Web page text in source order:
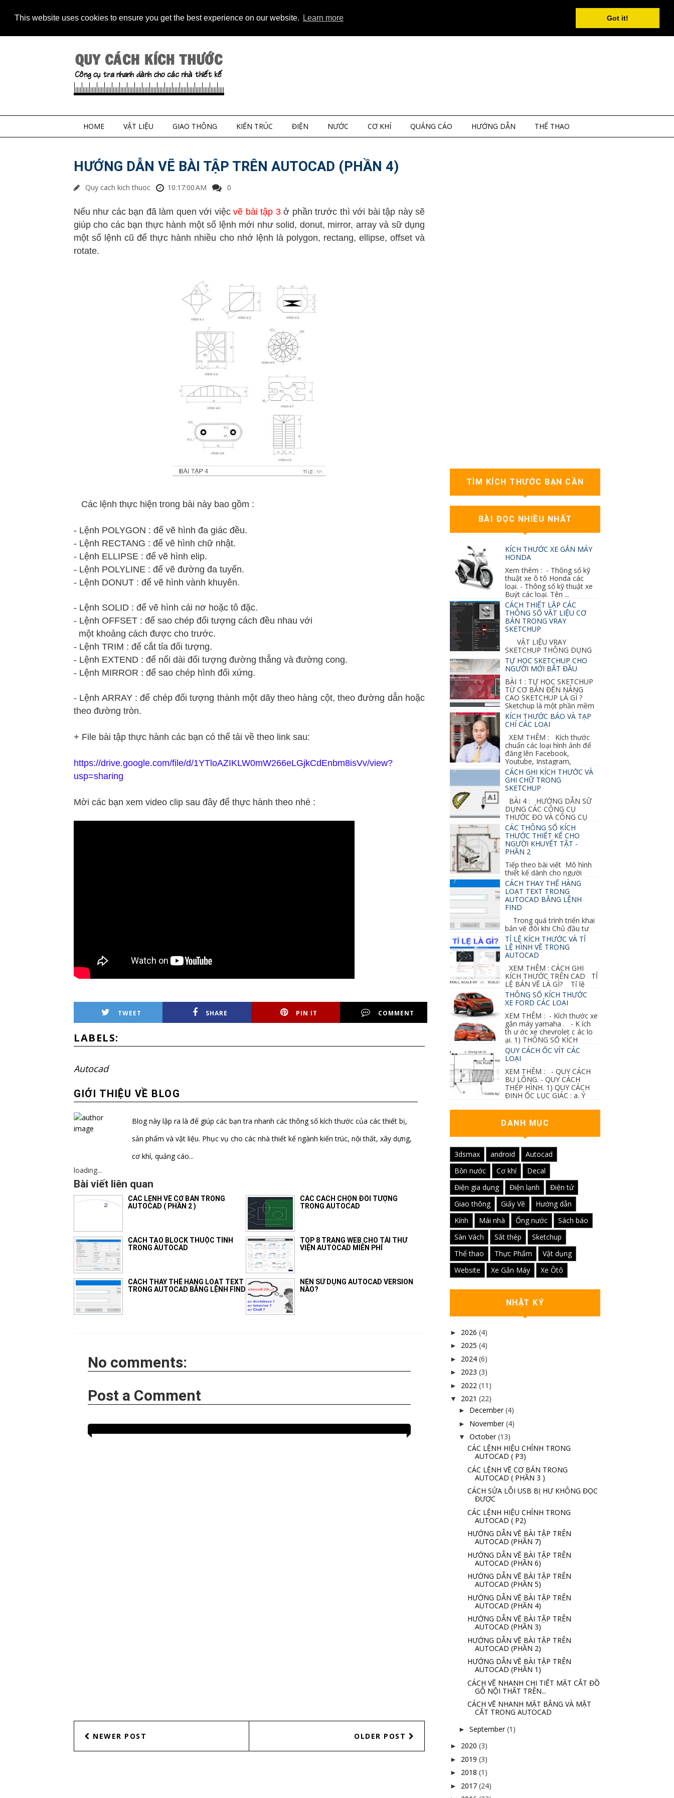
This website uses cookies to ensure you get the best experience on our website. Learn more Got it!
HOME VẬT LIỆU GIAO THÔNG KIẾN TRÚC ĐIỆN NƯỚC CƠ KHÍ QUẢNG CÁO HƯỚNG DẪN THỂ THAO
HƯỚNG DẪN VẼ BÀI TẬP TRÊN AUTOCAD (PHẦN 4)
Quy cach kich thuoc 10:17:00 AM 0
Nếu như các bạn đã làm quen với việcvẽ bài tập 3ở phần trước thì với bài tập này sẽ
giúp cho các bạn thực hành một số lệnh mới như solid, donut, mirror, array và sữ dụng
một số lệnh cũ để thực hành nhiều cho nhớ lệnh là polygon, rectang, ellipse, offset và
rotate.
Các lệnh thực hiện trong bài này bao gồm :
- Lệnh POLYGON : để vẽ hình đa giác đều.
- Lệnh RECTANG : để vẽ hình chữ nhật.
- Lệnh ELLIPSE : để vẽ hình elip.
- Lệnh POLYLINE : để vẽ đường đa tuyến.
- Lệnh DONUT : để vẽ hình vành khuyên.
- Lệnh SOLID : để vẽ hình cái nơ hoặc tô đặc.
- Lệnh OFFSET : để sao chép đối tượng cách đều nhau với
một khoảng cách được cho trước.
- Lệnh TRIM : để cắt tỉa đối tượng.
- Lệnh EXTEND : để nối dài đối tượng đường thẳng và đường cong.
- Lệnh MIRROR : để sao chép hình đối xứng.
- Lệnh ARRAY : để chép đối tượng thành một dãy theo hàng cột, theo đường dẫn hoặc
theo đường tròn.
+ File bài tập thực hành các bạn có thể tải về theo link sau:
https://drive.google.com/file/d/1YTloAZIKLW0mW266eLGjkCdEnbm8isVv/view?
usp=sharing
Mời các bạn xem video clip sau đây để thực hành theo nhé :
TWEET SHARE PIN IT COMMENT
LABELS:
Autocad
GIỚI THIỆU VỀ BLOG
Blog này lập ra là để giúp các bạn tra nhanh các thông số kích thước của các thiết bị,
sản phẩm và vật liệu. Phục vụ cho các nhà thiết kế ngành kiến trúc, nội thất, xây dựng,
cơ khí, quảng cáo...
loading...
Bài viết liên quan
CÁC LỆNH VẼ CƠ BẢN TRONG
AUTOCAD ( PHẦN 2 )
CÁC CÁCH CHỌN ĐỐI TƯỢNG
TRONG AUTOCAD
CÁCH TẠO BLOCK THUỘC TÍNH
TRONG AUTOCAD
TOP 8 TRANG WEB CHO TẢI THƯ
VIỆN AUTOCAD MIỄN PHÍ
CÁCH THAY THẾ HÀNG LOẠT TEXT
TRONG AUTOCAD BẰNG LỆNH FIND
NÊN SỮ DỤNG AUTOCAD VERSION
NÀO?
No comments:
Post a Comment
NEWER POST OLDER POST
TÌM KÍCH THƯỚC BẠN CẦN
BÀI ĐỌC NHIỀU NHẤT
KÍCH THƯỚC XE GẮN MÁY
HONDA
Xem thêm : - Thông số kỹ
thuật xe ô tô Honda các
loại. - Thông số kỹ thuật xe
Buýt các loại. Tên ...
CÁCH THIẾT LẬP CÁC
THÔNG SỐ VẬT LIỆU CƠ
BẢN TRONG VRAY
SKETCHUP
VẬT LIỆU VRAY
SKETCHUP THÔNG DỤNG
NHẤT 1. VẬT LIỆU VRAY INOX BÓNG: ●
Diffuse : đen ● Reflection color ...
TỰ HỌC SKETCHUP CHO
NGƯỜI MỚI BẮT ĐẦU
BÀI 1 : TỰ HỌC SKETCHUP
TỪ CƠ BẢN ĐẾN NÂNG
CAO SKETCHUP LÀ GÌ ?
Sketchup là một phần mềm
vẽ 3d của Google, nó khá dễ sữ...
KÍCH THƯỚC BÁO VÀ TẠP
CHÍ CÁC LOẠI
XEM THÊM : Kích thước
chuẩn các loại hình ảnh để
đăng lên Facebook,
Youtube, Instagram,
Linkedin, Pinterest...CÁCH GHI KÍCH THƯỚC VÀ
GHI CHỮ TRONG
SKETCHUP
BÀI 4 : HƯỚNG DẪN SỮ
DỤNG CÁC CÔNG CỤ
THƯỚC ĐO VÀ CÔNG CỤ
GHI CHỮ 2D, 3D TRONG SKETCHUP Ở bài
học trước ta đã...
CÁC THÔNG SỐ KÍCH
THƯỚC THIẾT KẾ CHO
NGƯỜI KHUYẾT TẬT -
PHẦN 2
Tiếp theo bài viết Mô hình
thiết kế dành cho người
khuyết tật ở phần 1 chúng ta cùng tìm hiểu
thêm các vấn đề và...
CÁCH THAY THẾ HÀNG
LOẠT TEXT TRONG
AUTOCAD BẰNG LỆNH
FIND
Trong quá trình triển khai
bản vẽ đôi khi Chủ đầu tư
thay đổi thiết kế hoặc do bản vẽ mình ghi chú
sai mục nào đó...
TỈ LỆ KÍCH THƯỚC VÀ TỈ
LỆ HÌNH VẼ TRONG
AUTOCAD
XEM THÊM : CÁCH GHI
KÍCH THƯỚC TRÊN CAD TỈ
LỆ BẢN VẼ LÀ GÌ? Tỉ lệ
của hình vẽ trong bản vẽ thiết kế kiến trúc...
THÔNG SỐ KÍCH THƯỚC
XE FORD CÁC LOẠI
XEM THÊM : - Kích thước xe
gắn máy yamaha . - K ích
th ư ớc xe chevrolet c ác lo
ại. 1) THÔNG SỐ KÍCH
QUY CÁCH ỐC VÍT CÁC
LOẠI
XEM THÊM : - QUY CÁCH
BU LÔNG. - QUY CÁCH
THÉP HÌNH. 1) QUY CÁCH
ĐINH ỐC LỤC GIÁC : a. Ý
DANH MỤC
3dsmax android
Autocad
Bồn nước
Cơ khí
Decal
Điện gia dụng
Điện lạnh
Điện tử
Giao thông
Giấy Vẽ
Hướng dẫn
Kính
Mái nhà Ống nước
Sách báo
Sàn Vách
Sắt thép
Sketchup
Thể thao
Thực Phẩm
Vật dụng
Website
Xe Gắn Máy Xe Ôtô
NHẬT KÝ
► 2026 (4)
► 2025 (4)
► 2024 (6)
► 2023 (3)
► 2022 (11)
▼ 2021 (22)
► December (4)
► November (4)
▼ October (13)
CÁC LỆNH HIỆU CHỈNH TRONG
AUTOCAD ( P3)
CÁC LỆNH VẼ CƠ BẢN TRONG
AUTOCAD ( PHẦN 3 )
CÁCH SỬA LỖI USB BỊ HƯ KHÔNG ĐỌC
ĐƯỢC
CÁC LỆNH HIỆU CHỈNH TRONG
AUTOCAD ( P2)
HƯỚNG DẪN VẼ BÀI TẬP TRÊN
AUTOCAD (PHẦN 7)
HƯỚNG DẪN VẼ BÀI TẬP TRÊN
AUTOCAD (PHẦN 6)
HƯỚNG DẪN VẼ BÀI TẬP TRÊN
AUTOCAD (PHẦN 5)
HƯỚNG DẪN VẼ BÀI TẬP TRÊN
AUTOCAD (PHẦN 4)
HƯỚNG DẪN VẼ BÀI TẬP TRÊN
AUTOCAD (PHẦN 3)
HƯỚNG DẪN VẼ BÀI TẬP TRÊN
AUTOCAD (PHẦN 2)
HƯỚNG DẪN VẼ BÀI TẬP TRÊN
AUTOCAD (PHẦN 1)
CÁCH VẼ NHANH CHI TIẾT MẶT CẮT ĐỒ
GỖ NỘI THẤT TRÊN...
CÁCH VẼ NHANH MẶT BẰNG VÀ MẶT
CẮT TRONG AUTOCAD
► September (1)
► 2020 (3)
► 2019 (3)
► 2018 (1)
► 2017 (24)